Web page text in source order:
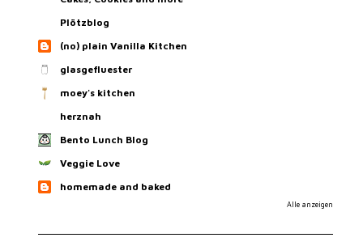
Plötzblog
(no) plain Vanilla Kitchen
glasgefluester
moey's kitchen
herznah
Bento Lunch Blog
Veggie Love
homemade and baked
Alle anzeigen